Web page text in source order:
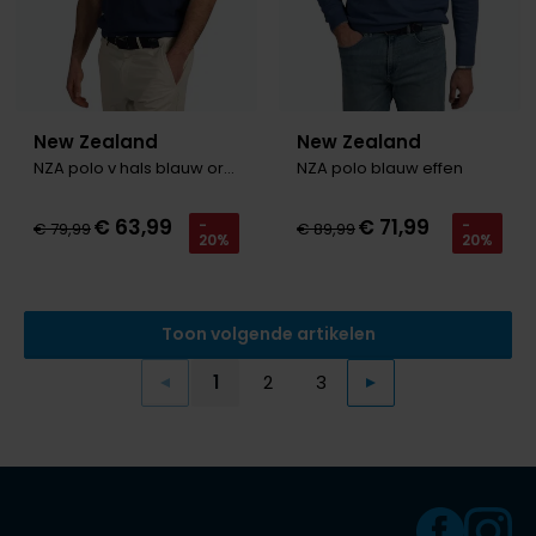
New Zealand
NZA polo v hals blauw oranje rand
€ 79,99€ 63,99 -
20%
New Zealand
NZA polo blauw effen
€ 89,99€ 71,99 -
20%
Toon volgende artikelen
Vorige
1 2 3 Volgende